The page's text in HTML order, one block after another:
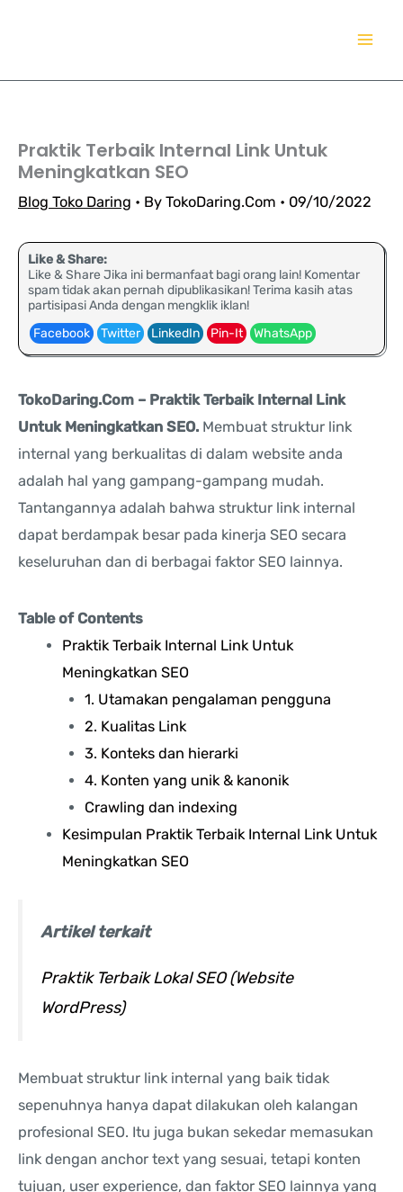
Praktik Terbaik Internal Link Untuk
Meningkatkan SEO
Blog Toko Daring • By TokoDaring.Com • 09/10/2022
Like & Share:
Like & Share Jika ini bermanfaat bagi orang lain! Komentar
spam tidak akan pernah dipublikasikan! Terima kasih atas
partisipasi Anda dengan mengklik iklan!
Facebook
Twitter LinkedIn Pin-It WhatsApp
TokoDaring.Com – Praktik Terbaik Internal Link
Untuk Meningkatkan SEO. Membuat struktur link
internal yang berkualitas di dalam website anda
adalah hal yang gampang-gampang mudah.
Tantangannya adalah bahwa struktur link internal
dapat berdampak besar pada kinerja SEO secara
keseluruhan dan di berbagai faktor SEO lainnya.
Table of Contents
Praktik Terbaik Internal Link Untuk
Meningkatkan SEO
1. Utamakan pengalaman pengguna
2. Kualitas Link
3. Konteks dan hierarki
4. Konten yang unik & kanonik
Crawling dan indexing
Kesimpulan Praktik Terbaik Internal Link Untuk
Meningkatkan SEO
Artikel terkait
Praktik Terbaik Lokal SEO (Website
WordPress)
Membuat struktur link internal yang baik tidak
sepenuhnya hanya dapat dilakukan oleh kalangan
profesional SEO. Itu juga bukan sekedar memasukan
link dengan anchor text yang sesuai, tetapi konten
tujuan, user experience, dan faktor SEO lainnya yang